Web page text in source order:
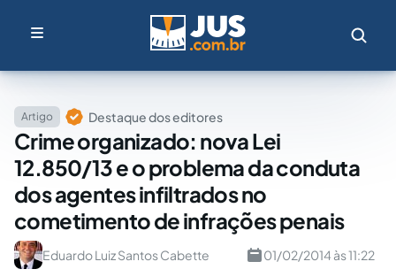
Artigo Destaque dos editores
Crime organizado: nova Lei
12.850/13 e o problema da conduta
dos agentes infiltrados no
cometimento de infrações penais
Eduardo Luiz Santos Cabette 01/02/2014 às 11:22